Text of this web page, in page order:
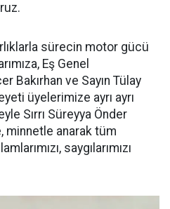
sürecin motor gücü
Eş Genel
Bakırhan ve Sayın Tülay
üyelerimize ayrı ayrı
Sırrı Süreyya Önder
minnetle anarak tüm
saygılarımızı